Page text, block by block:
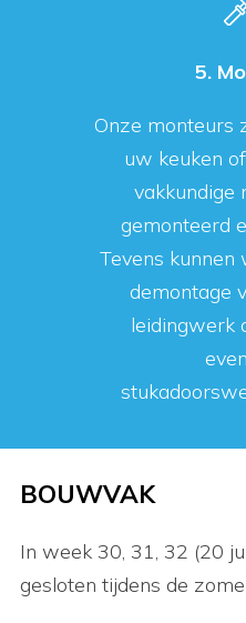
5.
Onze monteurs
uw keuken
vakkundige
gemonteerd
Tevens kunnen
demontage
leidingwerk
BOUWVAK
In week 30, 31, 32 (20
gesloten tijdens de